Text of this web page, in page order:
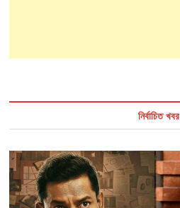
নির্বাচিত খবর